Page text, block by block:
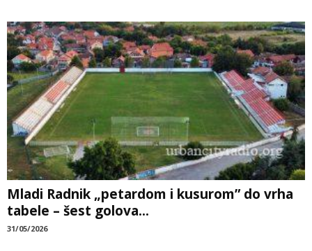
Mladi Radnik „petardom i kusurom” do vrha
tabele – šest golova...
31/05/2026